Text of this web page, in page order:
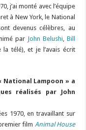
j’ai monté avec l’équipe
à New York, le National
devenus célèbres, au
par John Belushi, Bill
télé), et je l’avais écrit
National Lampoon » a
réalisés par John
1970, en travaillant sur
film Animal House